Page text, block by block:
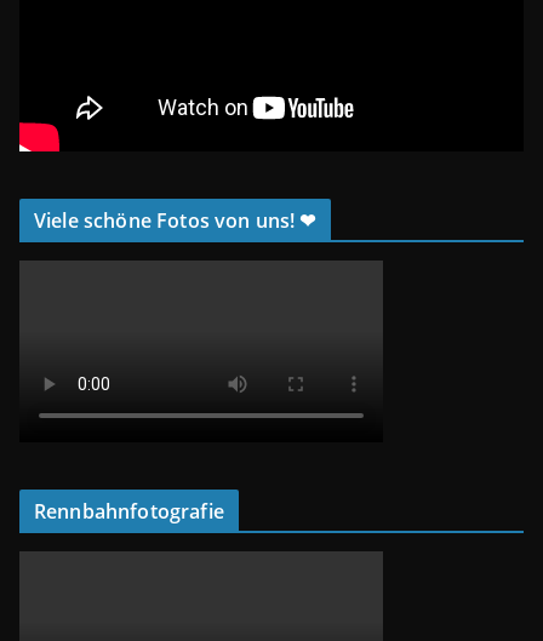
Viele schöne Fotos von uns! ❤
Rennbahnfotografie